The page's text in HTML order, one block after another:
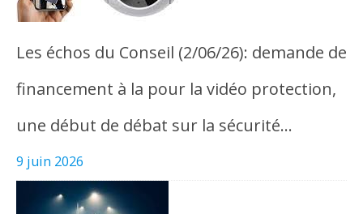
Les échos du Conseil (2/06/26): demande de
financement à la pour la vidéo protection,
une début de débat sur la sécurité…
9 juin 2026